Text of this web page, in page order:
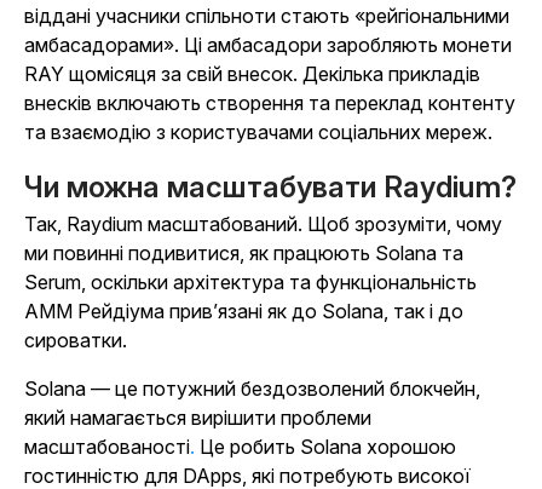
віддані учасники спільноти стають «рейгіональними
амбасадорами». Ці амбасадори заробляють монети
RAY щомісяця за свій внесок. Декілька прикладів
внесків включають створення та переклад контенту
та взаємодію з користувачами соціальних мереж.
Чи можна масштабувати Raydium?
Так, Raydium масштабований. Щоб зрозуміти, чому
ми повинні подивитися, як працюють Solana та
Serum, оскільки архітектура та функціональність
AMM Рейдіума прив’язані як до Solana, так і до
сироватки.
Solana — це потужний бездозволений блокчейн,
який намагається вирішити проблеми
масштабованості. Це робить Solana хорошою
гостинністю для DApps, які потребують високої